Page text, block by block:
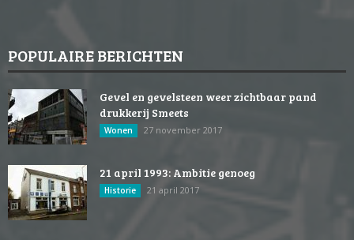
POPULAIRE BERICHTEN
Gevel en gevelsteen weer zichtbaar pand
drukkerij Smeets
Wonen 27 november 2017
21 april 1993: Ambitie genoeg
Historie 21 april 2017